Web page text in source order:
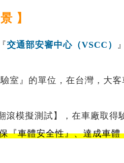
Read More...
塑膠模具溫
耳機充電底
Read
】
交通部安審中心（VSCC）
』的單位，在台灣，大客
擬測試】，在車廠取得
『車體安全性』、達成車